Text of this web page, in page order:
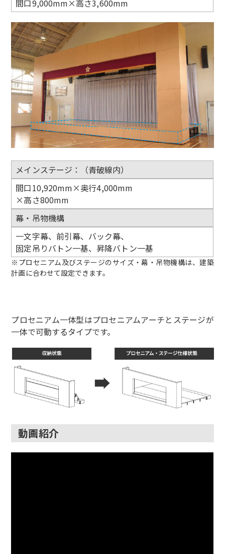
間口9,000mm×高さ3,600mm
メインステージ：（青破線内）
間口10,920mm×奥行4,000mm
×高さ800mm
幕・吊物機構
一文字幕、前引幕、バック幕、
固定吊りバトン一基、昇降バトン一基
※プロセニアム及びステージのサイズ・幕・吊物機構は、建築
計画に合わせて設定できます。
プロセニアム一体型はプロセニアムアーチとステージが
一体で可動するタイプです。
動画紹介